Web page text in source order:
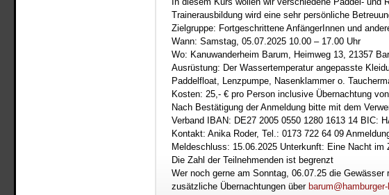
Trainerausbildung wird eine sehr persönliche
Zielgruppe: Fortgeschrittene AnfängerInnen und
Wann: Samstag, 05.07.2025 10.00 – 17.00 Uhr
Wo: Kanuwanderheim Barum, Heimweg 13, 21357
Ausrüstung: Der Wassertemperatur angepasste
Paddelfloat, Lenzpumpe, Nasenklammer o.
Kosten: 25,- € pro Person inclusive Übernachtung
Nach Bestätigung der Anmeldung bitte mit dem
Verband IBAN: DE27 2005 0550 1280 1613 14 BIC:
Kontakt: Anika Roder, Tel.: 0173 722 64 09
Meldeschluss: 15.06.2025 Unterkunft: Eine Nacht
Die Zahl der Teilnehmenden ist begrenzt
Wer noch gerne am Sonntag, 06.07.25 die
zusätzliche Übernachtungen über